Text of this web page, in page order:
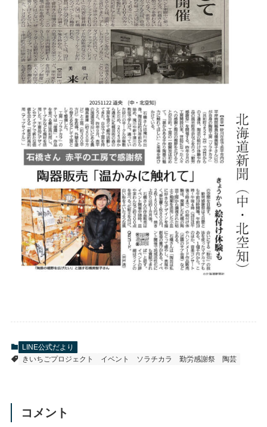
LINE公式だより
きいちごプロジェクト
イベント ソラチカラ 勤労感謝祭 陶芸
コメント